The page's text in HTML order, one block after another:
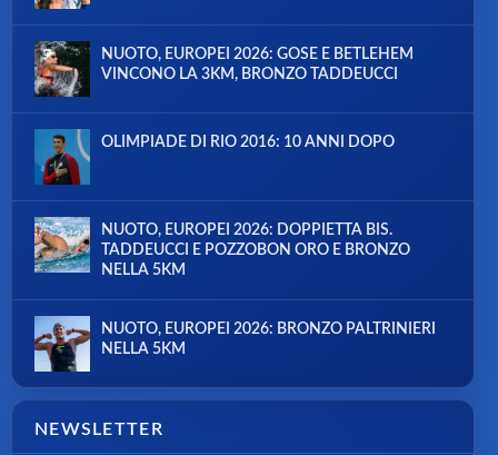
NUOTO, EUROPEI 2026: GOSE E BETLEHEM
VINCONO LA 3KM, BRONZO TADDEUCCI
OLIMPIADE DI RIO 2016: 10 ANNI DOPO
NUOTO, EUROPEI 2026: DOPPIETTA BIS.
TADDEUCCI E POZZOBON ORO E BRONZO
NELLA 5KM
NUOTO, EUROPEI 2026: BRONZO PALTRINIERI
NELLA 5KM
NEWSLETTER